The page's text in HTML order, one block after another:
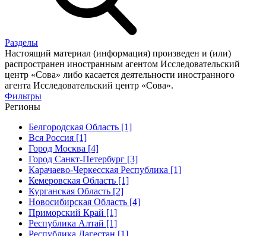
Разделы
Настоящий материал (информация) произведен и (или)
распространен иностранным агентом Исследовательский
центр «Сова» либо касается деятельности иностранного
агента Исследовательский центр «Сова».
Фильтры
Регионы
Белгородская Область [1]
Вся Россия [1]
Город Москва [4]
Город Санкт-Петербург [3]
Карачаево-Черкесская Республика [1]
Кемеровская Область [1]
Курганская Область [2]
Новосибирская Область [4]
Приморский Край [1]
Республика Алтай [1]
Республика Дагестан [1]